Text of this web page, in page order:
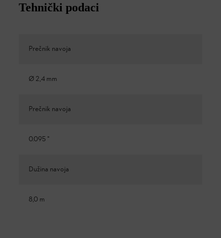
Tehnički podaci
Prečnik navoja
Ø 2,4 mm
Prečnik navoja
0.095 "
Dužina navoja
8,0 m